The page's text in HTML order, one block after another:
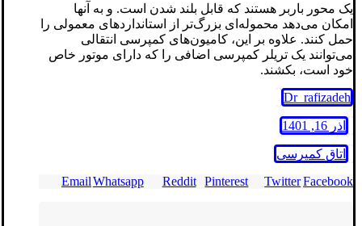
یک محور باربر هستند که قابل بلند شدن است. و به آنها
امکان می‌دهد محموله‌ای بزرگ‌تر از استانداردهای معمولی را
حمل کنند. علاوه بر این، کامیون‌های کمپرسی انتقالی
می‌توانند یک تریلر کمپرسی اضافی را که دارای موتور خاص
خود است، بکشند.
Dr_rafizadeh
آذر 16, 1401
اتاق کمپرسی
Facebook
Twitter
Pinterest
Reddit
Whatsapp
Email